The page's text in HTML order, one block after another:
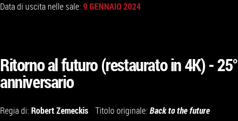
Data di uscita nelle sale: 9 GENNAIO 2024
Ritorno al futuro (restaurato in 4K) - 25°
anniversario
Regia di: Robert Zemeckis Titolo originale: Back to the future